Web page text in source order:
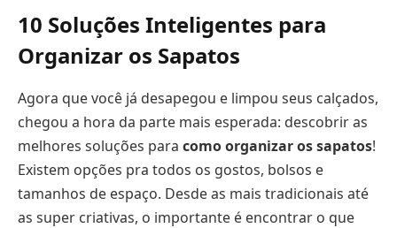
10 Soluções Inteligentes para
Organizar os Sapatos
Agora que você já desapegou e limpou seus calçados,
chegou a hora da parte mais esperada: descobrir as
melhores soluções para como organizar os sapatos!
Existem opções pra todos os gostos, bolsos e
tamanhos de espaço. Desde as mais tradicionais até
as super criativas, o importante é encontrar o que